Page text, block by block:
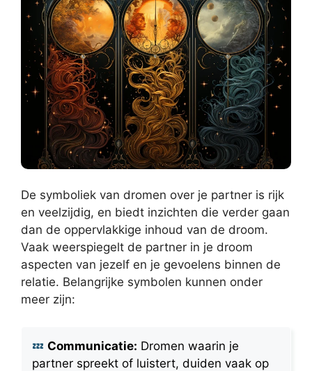
De symboliek van dromen over je partner is rijk
en veelzijdig, en biedt inzichten die verder gaan
dan de oppervlakkige inhoud van de droom.
Vaak weerspiegelt de partner in je droom
aspecten van jezelf en je gevoelens binnen de
relatie. Belangrijke symbolen kunnen onder
meer zijn:
Communicatie: Dromen waarin je
partner spreekt of luistert, duiden vaak op